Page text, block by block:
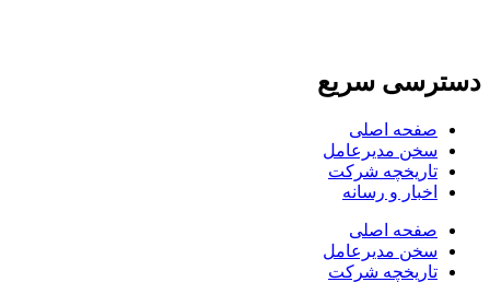
دسترسی سریع
صفحه اصلی
سخن مدیرعامل
تاریخچه شرکت
اخبار و رسانه
صفحه اصلی
سخن مدیرعامل
تاریخچه شرکت